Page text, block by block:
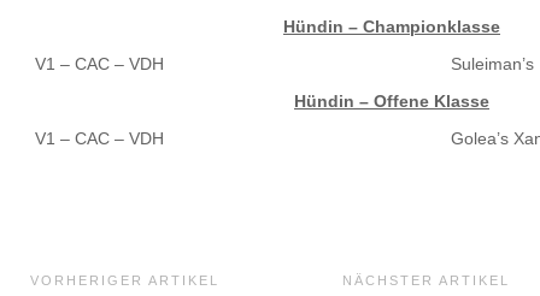
Hündin – Championklasse
V1 – CAC – VDH
Hündin – Offene Klasse
V1 – CAC – VDH
Golea’s
Beitragsnavigation
VORHERIGER ARTIKEL NÄCHSTER ARTIKEL